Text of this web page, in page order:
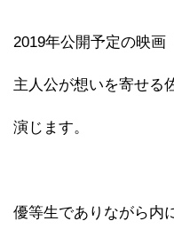
2019年公開予定の映画
主人公が想いを寄せる
演じます。
優等生でありながら内